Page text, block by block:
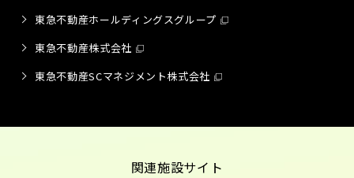
東急不動産ホールディングスグループ
東急不動産株式会社
東急不動産SCマネジメント株式会社
関連施設サイト